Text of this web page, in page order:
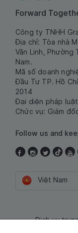
Forward
Công ty TNHH
Địa chỉ: Tòa nhà
Văn Linh, Phường
Nam.
Mã số doanh
Đầu Tư TP. Hồ
2014
Đại diện pháp
Chức vụ: Giám
Follow us and
Việt Nam
Dịch vụ